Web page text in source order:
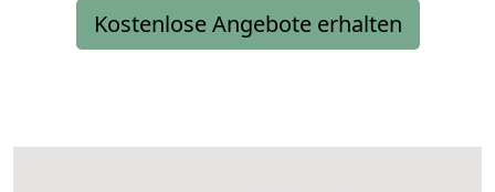
Kostenlose Angebote erhalten